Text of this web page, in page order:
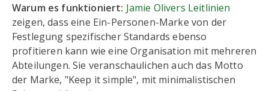
Warum es funktioniert: Jamie Olivers Leitlinien
zeigen, dass eine Ein-Personen-Marke von der
Festlegung spezifischer Standards ebenso
profitieren kann wie eine Organisation mit mehreren
Abteilungen. Sie veranschaulichen auch das Motto
der Marke, "Keep it simple", mit minimalistischen